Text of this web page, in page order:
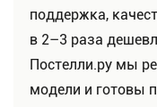
поддержка,
в 2–3 раза
Постелли.ру мы
модели и готовы